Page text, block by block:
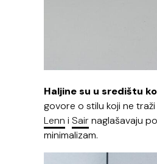
Haljinesu u središtu
govore o stilu koji ne
Lenn i Sairnaglašavaju
minimalizam.